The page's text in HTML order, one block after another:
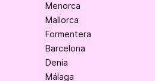
Menorca
Mallorca
Formentera
Barcelona
Denia
Málaga